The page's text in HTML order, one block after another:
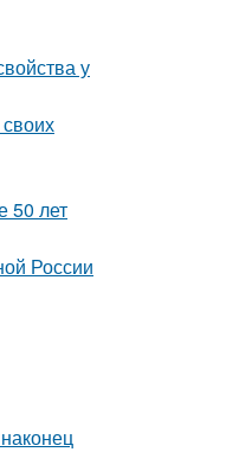
у
50 лет
России